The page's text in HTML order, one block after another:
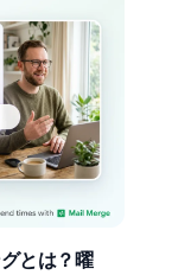
とは？曜